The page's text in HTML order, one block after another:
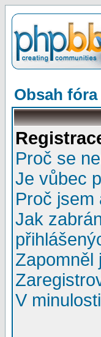
Obsah fóra
Proč se
Je vůbec
Proč jsem
Jak
Zapomněl
V